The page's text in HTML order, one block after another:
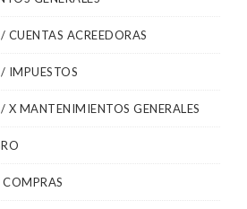
CUENTAS ACREEDORAS
IMPUESTOS
X MANTENIMIENTOS GENERALES